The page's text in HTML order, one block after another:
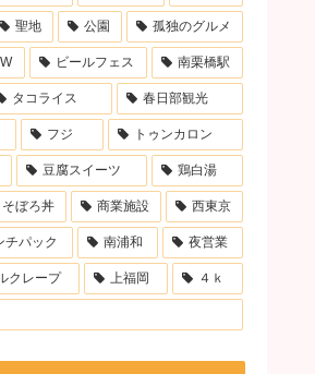
聖地 公園 孤独のグルメ
ビールフェス 南栗橋駅
タコライス 春日部観光
フジ トゥンカロン
豆腐スイーツ 鶏白湯
そぼろ丼 商業施設 西東京
チパック 南浦和 夜営業
クレープ 上福岡 ４ｋ